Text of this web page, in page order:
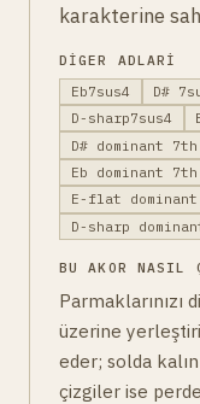
karakterine
DIGER ADLARI
Eb7sus4
D#
D-sharp7sus4
D# dominant
Eb dominant
E-flat dominant
D-sharp
BU AKOR NASIL
Parmaklarınızı
üzerine
eder; solda
çizgiler ise